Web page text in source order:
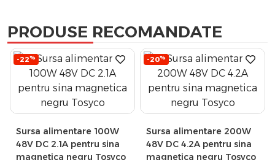
PRODUSE RECOMANDATE
-22%
Sursa alimentare 100W
48V DC 2.1A pentru sina
magnetica negru Tosyco
-20%
Sursa alimentare 200W
48V DC 4.2A pentru sina
magnetica negru Tosyco